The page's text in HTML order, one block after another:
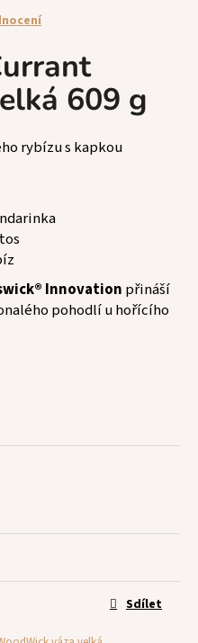
609 g
rybízu s kapkou
Innovation přináší
pohodlí u hořícího
Sdílet